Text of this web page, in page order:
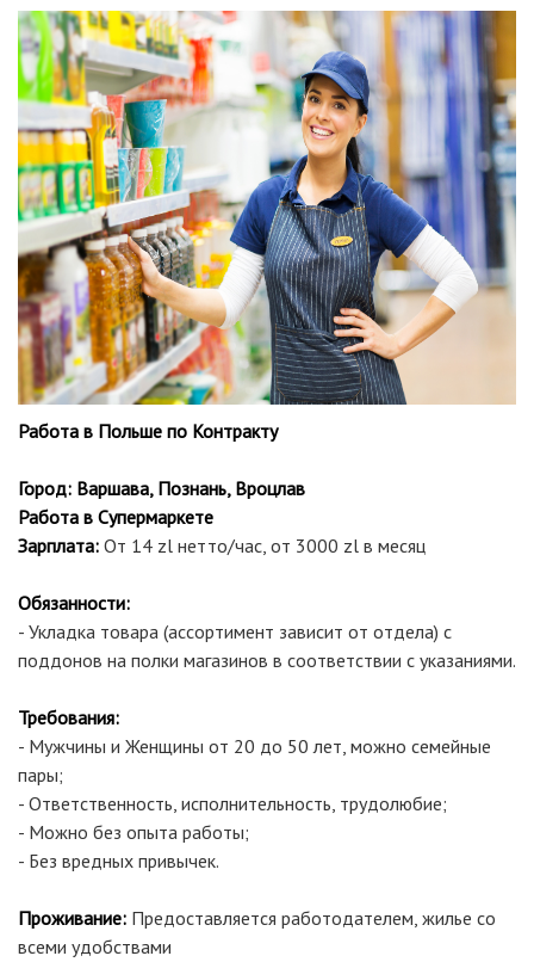
Работа в Польше по Контракту
Город: Варшава, Познань, Вроцлав
Работа в Супермаркете
Зарплата: От 14 zl нетто/час, от 3000 zl в месяц
Обязанности:
- Укладка товара (ассортимент зависит от отдела) с
поддонов на полки магазинов в соответствии с указаниями.
Требования:
- Мужчины и Женщины от 20 до 50 лет, можно семейные
пары;
- Ответственность, исполнительность, трудолюбие;
- Можно без опыта работы;
- Без вредных привычек.
Проживание: Предоставляется работодателем, жилье со
всеми удобствами